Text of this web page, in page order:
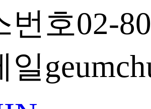
번호02-
일